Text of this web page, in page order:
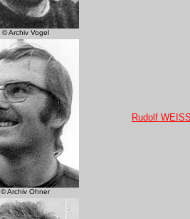
© Archiv Vogel
© Archiv Ohner
Rudolf